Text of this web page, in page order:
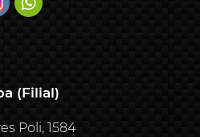
(Filial)
Poli, 1584